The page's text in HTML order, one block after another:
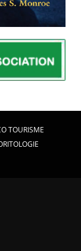
TOURISME